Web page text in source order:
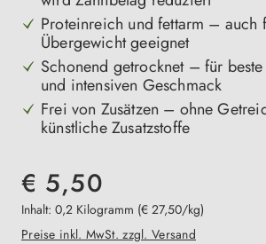
Proteinreich und fettarm – auch
Übergewicht geeignet
Schonend getrocknet – für
und intensiven Geschmack
Frei von Zusätzen – ohne
künstliche Zusatzstoffe
€ 5,50
Inhalt: 0,2 Kilogramm (€ 27,50/kg)
Preise inkl. MwSt. zzgl. Versand